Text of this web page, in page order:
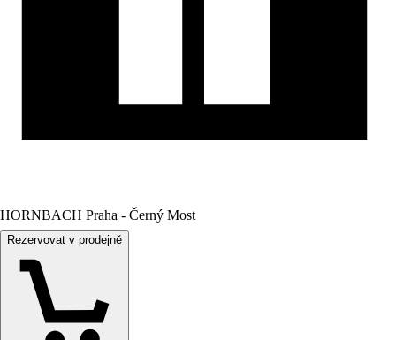
HORNBACH Praha - Černý Most
Rezervovat v prodejně